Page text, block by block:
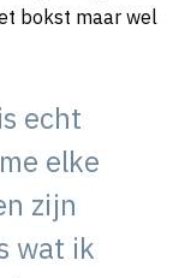
bokst maar wel
echt
elke
zijn
wat ik